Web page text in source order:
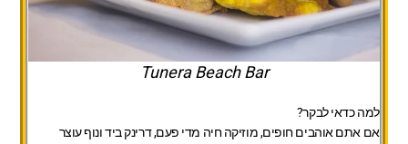
Tunera Beach Bar
למה כדאי לבקר?
אם אתם אוהבים חופים, מוזיקה חיה מדי פעם, דרינק ביד ונוף עוצר